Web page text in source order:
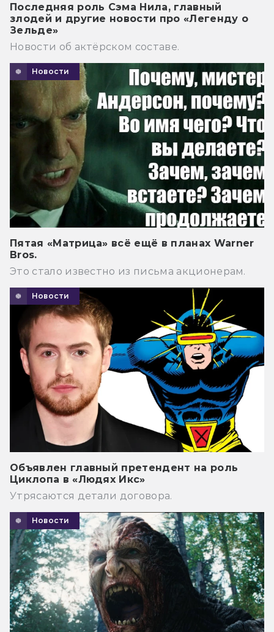
Последняя роль Сэма Нила, главный
злодей и другие новости про «Легенду о
Зельде»
Новости об актёрском составе.
Новости
Пятая «Матрица» всё ещё в планах Warner
Bros.
Это стало известно из письма акционерам.
Новости
Объявлен главный претендент на роль
Циклопа в «Людях Икс»
Утрясаются детали договора.
Новости